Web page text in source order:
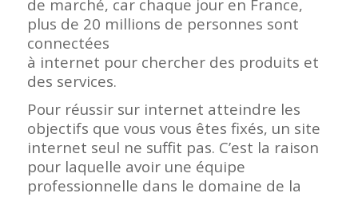
de marché, car chaque jour en France,
plus de 20 millions de personnes sont
connectées
à internet pour chercher des produits et
des services.
Pour réussir sur internet atteindre les
objectifs que vous vous êtes fixés, un site
internet seul ne suffit pas. C’est la raison
pour laquelle avoir une équipe
professionnelle dans le domaine de la